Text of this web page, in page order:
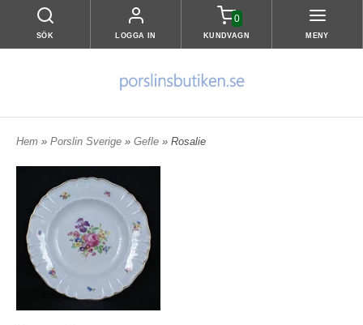
SÖK LOGGA IN
0
KUNDVAGN MENY
Hem » Porslin Sverige » Gefle » Rosalie